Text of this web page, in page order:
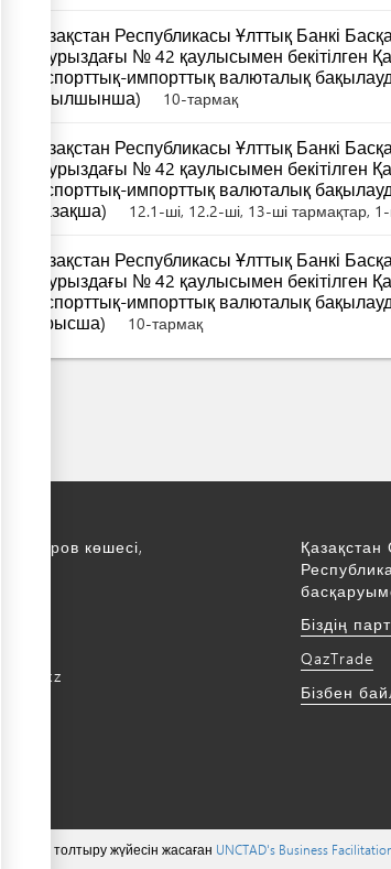
Қазақстан Республикасы Ұлттық Банкі
наурыздағы № 42 қаулысымен бекітілген
экспорттық-импорттық валюталық
(ағылшынша)
10-тармақ
Қазақстан Республикасы Ұлттық Банкі
наурыздағы № 42 қаулысымен бекітілген
экспорттық-импорттық валюталық
(қазақша)
12.1-ші, 12.2-ші, 13-ші тармақтар,
Қазақстан Республикасы Ұлттық Банкі
наурыздағы № 42 қаулысымен бекітілген
экспорттық-импорттық валюталық
(орысша)
10-тармақ
көшесі,
Біздің
QazTrade
Бізбен
толтыру жүйесін жасаған UNCTAD's Business